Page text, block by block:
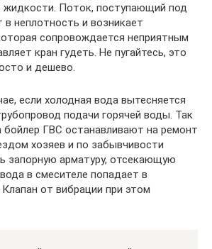
жидкости. Поток, поступающий под
в неплотность и возникает
сопровождается неприятным
кран гудеть. Не пугайтесь, это
и дешево.
если холодная вода вытесняется
подачи горячей воды. Так
бойлер ГВС останавливают на ремонт
хозяев и по забывчивости
запорную арматуру, отсекающую
в смесителе попадает в
от вибрации при этом